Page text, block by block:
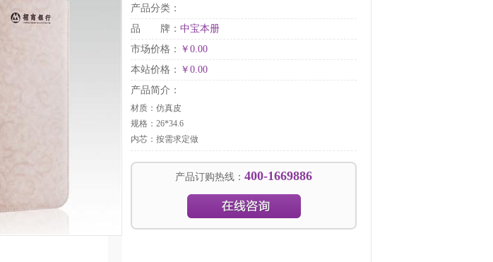
产品分类：
品 牌： 中宝本册
市场价格： ￥0.00
本站价格： ￥0.00
产品简介：
材质：仿真皮
规格：26*34.6
内芯：按需求定做
产品订购热线： 400-1669886